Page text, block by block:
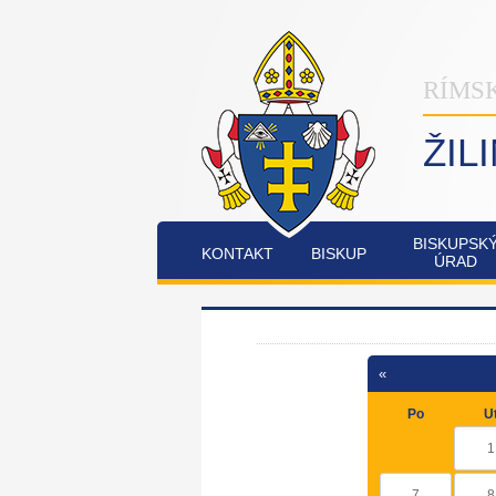
KONTAKT BISKUP
ÚRAD
INŠTITÚT
JUBILEJNÝ
ROK
«
Po
1